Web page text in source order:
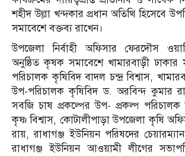
শহীদ উল্লা খন্দকার প্রধান অতিথি হিসেবে
সমাবেশে বক্তব্য রাখেন।
উপজেলা নির্বাহী অফিসার ফেরদৌস
অনুষ্ঠিত কৃষক সমাবেশে খামারবাড়ী ঢাকার
পরিচালক কৃষিবিদ বাদল চন্দ্র বিশ্বাস,
উপ-পরিচালক কৃষিবিদ ড. অরবিন্দ কুমার
সবজি চাষ প্রকল্পের উপ- প্রকল্প
কৃষ্ণ বিশ্বাস, কোটালীপাড়া উপজেলা কৃষি
রায়, রাধাগঞ্জ ইউনিয়ন পরিষদের
রাধাগঞ্জ ইউনিয়ন আওয়ামী লীগের